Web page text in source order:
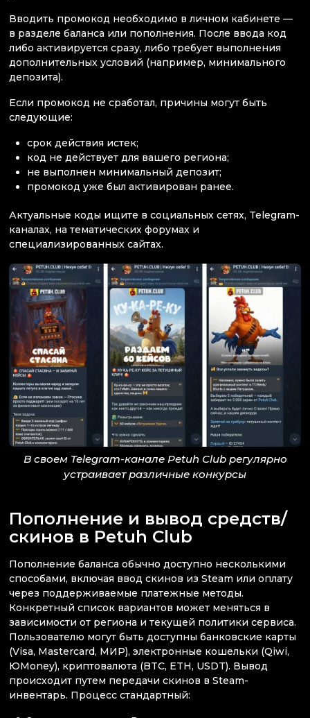
Вводить промокод необходимо в личном кабинете —
в разделе баланса или пополнения. После ввода код
либо активируется сразу, либо требует выполнения
дополнительных условий (например, минимального
депозита).
Если промокод не сработал, причины могут быть
следующие:
срок действия истек;
код не действует для вашего региона;
не выполнен минимальный депозит;
промокод уже был активирован ранее.
Актуальные коды ищите в социальных сетях, Telegram-
каналах, на тематических форумах и
специализированных сайтах.
В своем Telegram-канале Petuh Club регулярно
устраивает различные конкурсы
Пополнение и вывод средств/
скинов в Petuh Club
Пополнение баланса обычно доступно несколькими
способами, включая ввод скинов из Steam или оплату
через поддерживаемые платежные методы.
Конкретный список вариантов может меняться в
зависимости от региона и текущей политики сервиса.
Пользователю могут быть доступны банковские карты
(Visa, Mastercard, МИР), электронные кошельки (Qiwi,
ЮMoney), криптовалюта (BTC, ETH, USDT). Вывод
происходит путем передачи скинов в Steam-
инвентарь. Процесс стандартный: